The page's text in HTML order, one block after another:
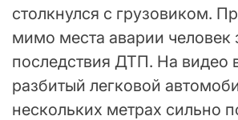
столкнулся с грузовиком.
мимо места аварии человек
последствия ДТП. На видео
разбитый легковой
нескольких метрах сильно